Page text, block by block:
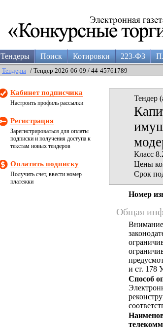
Тендеры Поиск Котировки 223-ФЗ
Тендеры / Тендер 2026-06-09 / 44-45761789
Кабинет подписчика
Настроить профиль рассылки
Регистрация
Зарегистрироваться для оплаты
подписки и получения доступа к
текстам новых тендеров
Оплатить подписку
Получить счет, ввести номер
платежки
Тендер
Класс
Цены
Срок
Номер
Общая
и ст. 178
Способ